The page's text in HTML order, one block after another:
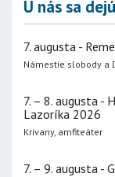
U nás sa
7. augusta -
Námestie slobody a
7. – 8. augusta -
Lazoríka 2026
Krivany, amfiteáter
7. – 9. augusta -